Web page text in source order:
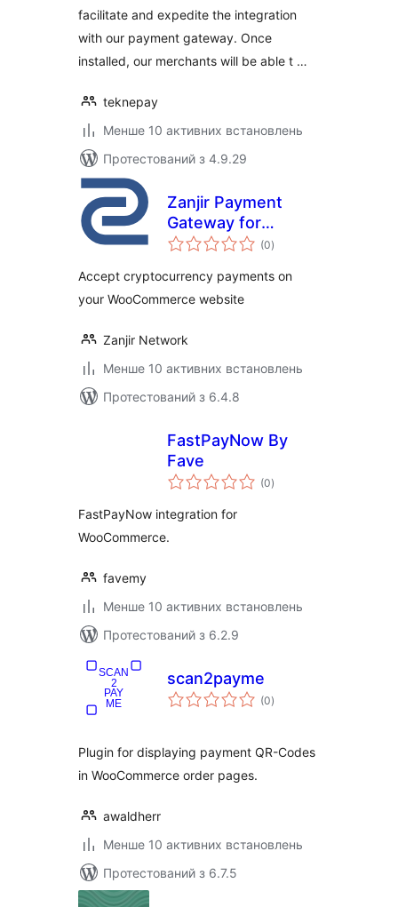
facilitate and expedite the integration
with our payment gateway. Once
installed, our merchants will be able t …
teknepay
Менше 10 активних встановлень
Протестований з 4.9.29
Zanjir Payment
Gateway for
WooCommerce
(0загальний
рейтинг
)
Accept cryptocurrency payments on
your WooCommerce website
Zanjir Network
Менше 10 активних встановлень
Протестований з 6.4.8
FastPayNow By
Fave
(0загальний
рейтинг
)
FastPayNow integration for
WooCommerce.
favemy
Менше 10 активних встановлень
Протестований з 6.2.9
scan2payme
(0загальний
рейтинг
)
Plugin for displaying payment QR-Codes
in WooCommerce order pages.
awaldherr
Менше 10 активних встановлень
Протестований з 6.7.5